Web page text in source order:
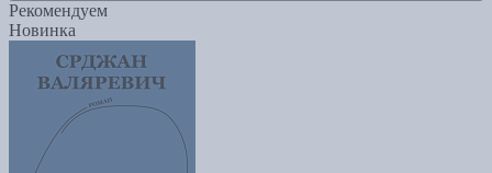
Рекомендуем
Новинка